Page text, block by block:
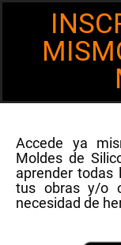
Accede ya
Moldes de
aprender todas
tus obras y/o
necesidad de